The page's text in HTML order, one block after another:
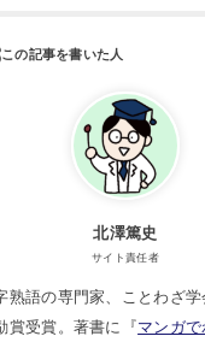
北澤篤史
サイト責任者
熟語の専門家、ことわざ
賞受賞。著書に『マンガ